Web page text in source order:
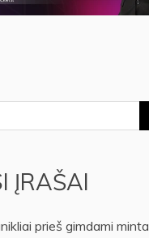
ĮRAŠAI
prieš gimdami minta